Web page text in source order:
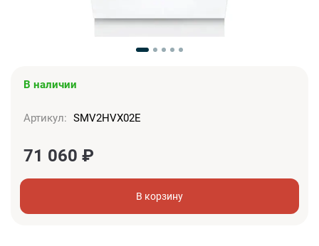
В наличии
Артикул: SMV2HVX02E
71 060 ₽
В корзину